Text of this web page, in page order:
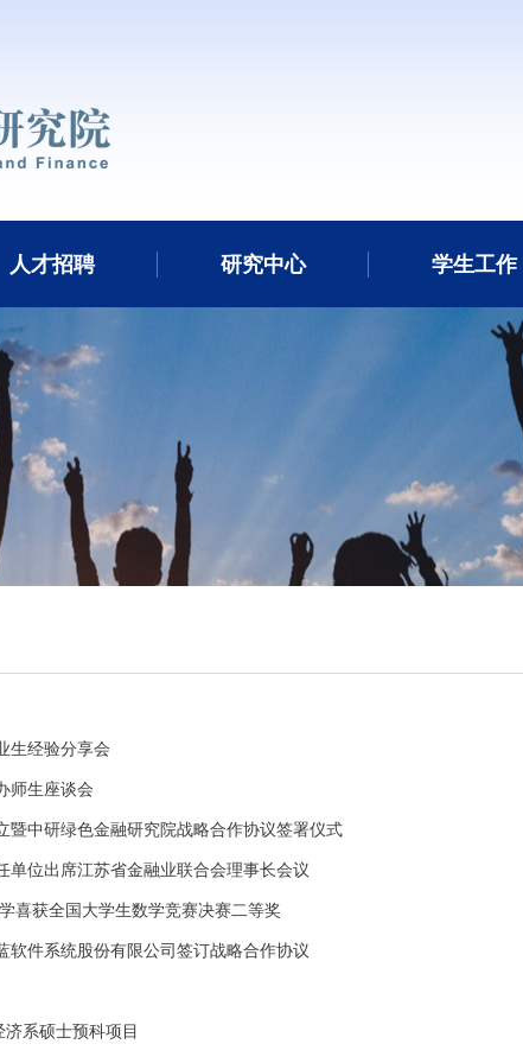
人才招聘 研究中心 学生工作
生经验分享会
师生座谈会
暨中研绿色金融研究院战略合作协议签署仪式
单位出席江苏省金融业联合会理事长会议
喜获全国大学生数学竞赛决赛二等奖
软件系统股份有限公司签订战略合作协议
济系硕士预科项目